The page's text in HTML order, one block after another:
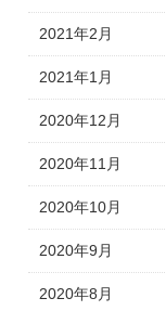
2021年2月
2021年1月
2020年12月
2020年11月
2020年10月
2020年9月
2020年8月